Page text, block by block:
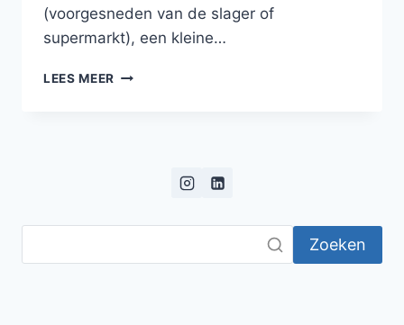
(voorgesneden van de slager of
supermarkt), een kleine…
LEES MEER BONBON
MIERIKSWORTELSAUSJE
PISTACHENOOTJES
Zoeken